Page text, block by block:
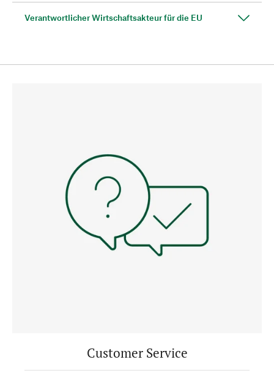
Verantwortlicher Wirtschaftsakteur für die EU
Customer Service